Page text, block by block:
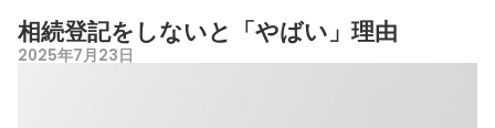
相続登記をしないと「やばい」理由
2025年7月23日